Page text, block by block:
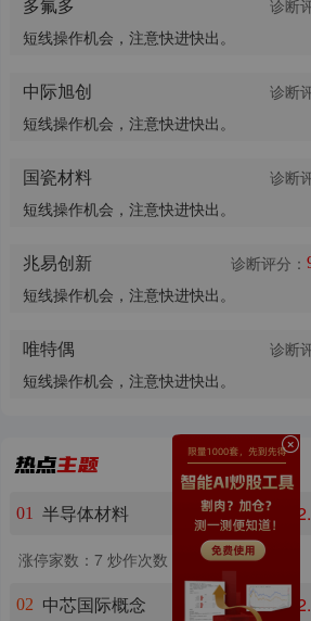
诊断
短线操作机会，注意快进快出。
中际旭创
诊断
短线操作机会，注意快进快出。
国瓷材料
诊断
短线操作机会，注意快进快出。
兆易创新 诊断评分：
短线操作机会，注意快进快出。
唯特偶
诊断
短线操作机会，注意快进快出。
01 半导体材料
涨停家数：7 炒作次数：20
02 中芯国际概念